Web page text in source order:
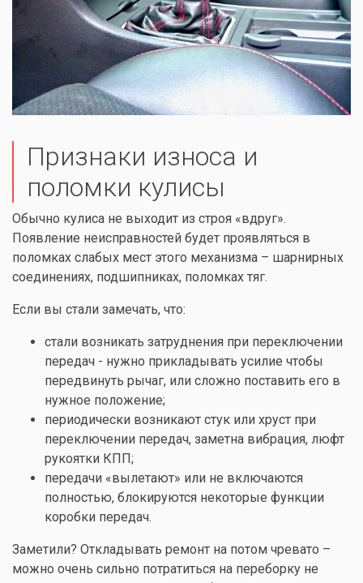
Признаки износа и
поломки кулисы
Обычно кулиса не выходит из строя «вдруг».
Появление неисправностей будет проявляться в
поломках слабых мест этого механизма – шарнирных
соединениях, подшипниках, поломках тяг.
Если вы стали замечать, что:
стали возникать затруднения при переключении
передач - нужно прикладывать усилие чтобы
передвинуть рычаг, или сложно поставить его в
нужное положение;
периодически возникают стук или хруст при
переключении передач, заметна вибрация, люфт
рукоятки КПП;
передачи «вылетают» или не включаются
полностью, блокируются некоторые функции
коробки передач.
Заметили? Откладывать ремонт на потом чревато –
можно очень сильно потратиться на переборку не